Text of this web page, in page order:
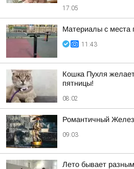
17:05
Материалы с места
11:43
Кошка Пухля
пятницы!
08:02
Романтичный
09:03
Лето бывает